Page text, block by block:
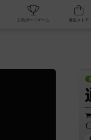
カフェ/店舗 人気ボード